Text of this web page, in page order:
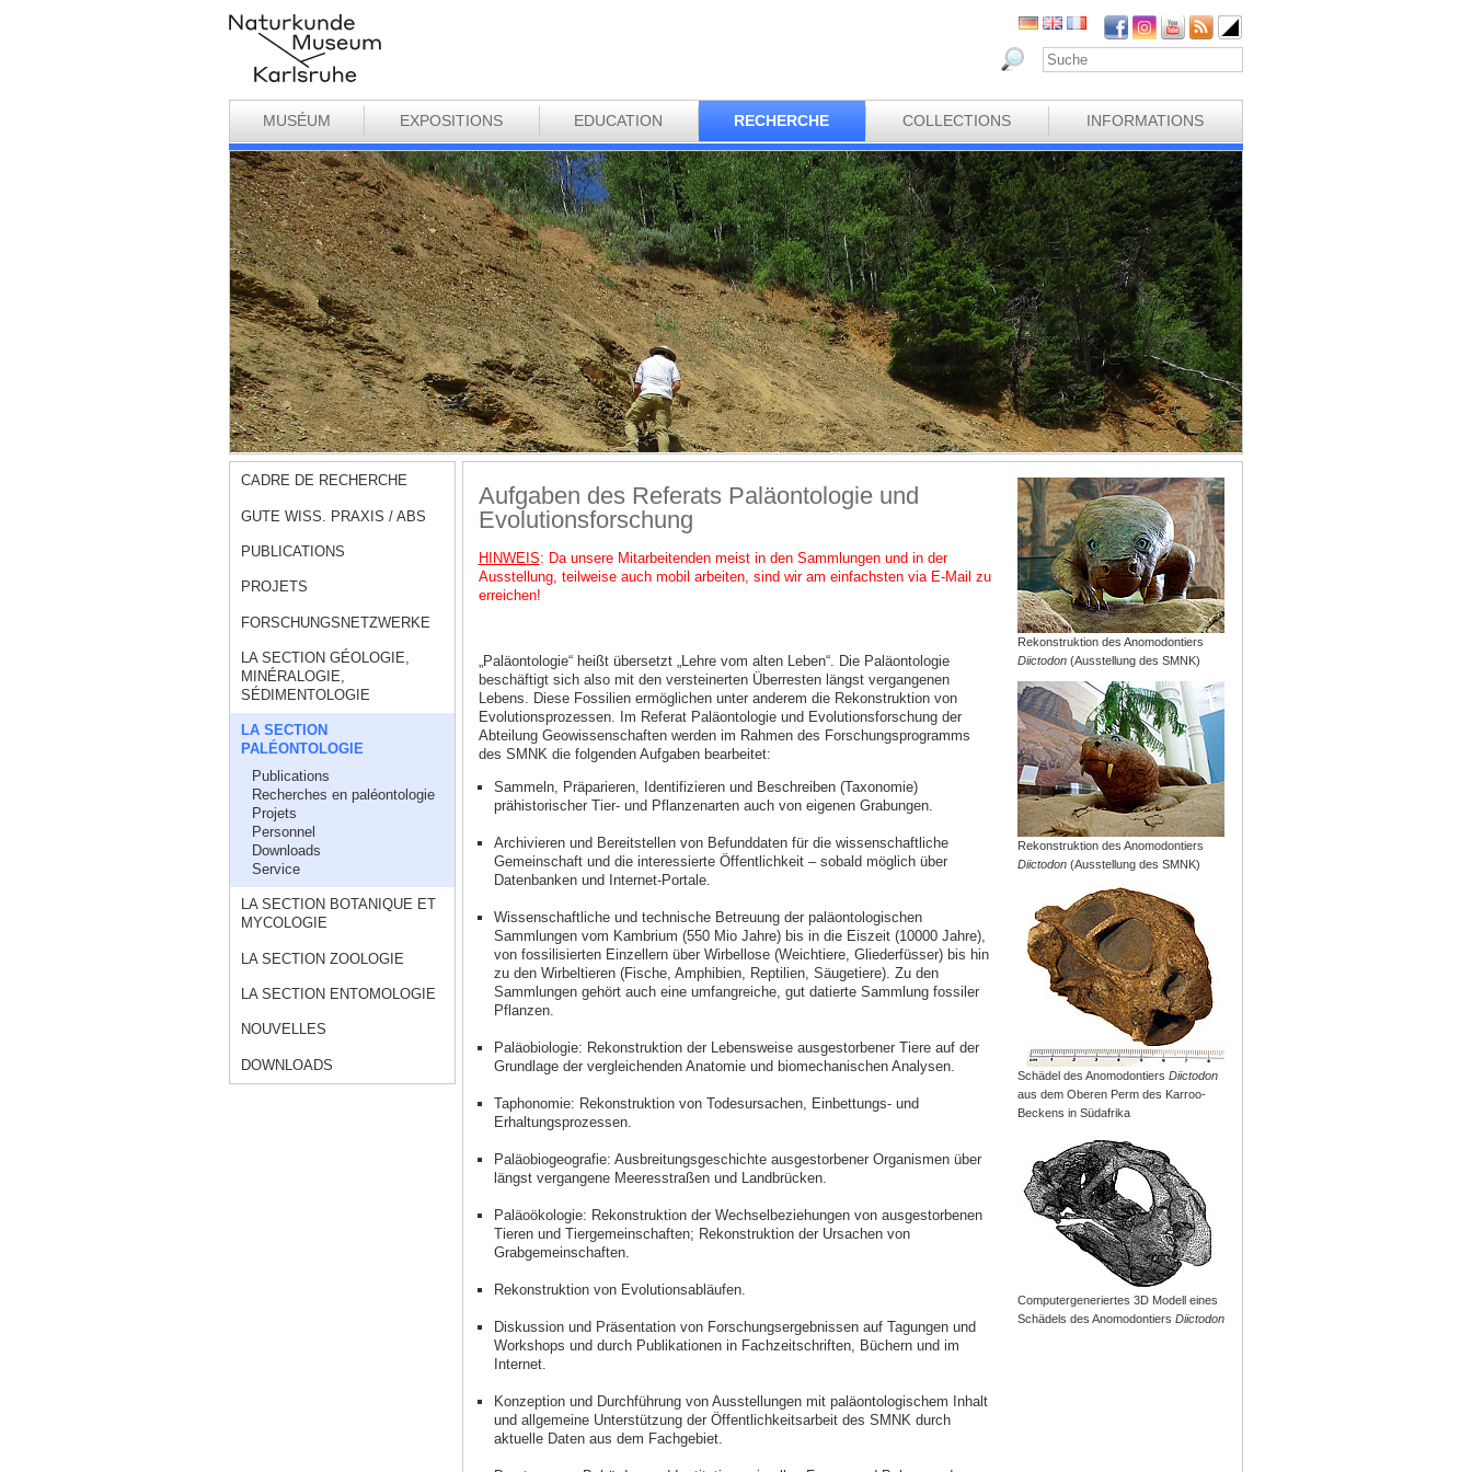
MUSÉUM EXPOSITIONS EDUCATION RECHERCHE COLLECTIONS INFORMATIONS
CADRE DE RECHERCHE
GUTE WISS. PRAXIS / ABS
PUBLICATIONS
PROJETS
FORSCHUNGSNETZWERKE
LA SECTION GÉOLOGIE,
MINÉRALOGIE,
SÉDIMENTOLOGIE
LA SECTION
PALÉONTOLOGIE
Publications
Recherches en paléontologie
Projets
Personnel
Downloads
Service
LA SECTION BOTANIQUE ET
MYCOLOGIE
LA SECTION ZOOLOGIE
LA SECTION ENTOMOLOGIE
NOUVELLES
DOWNLOADS
Aufgaben des Referats Paläontologie und
Evolutionsforschung
HINWEIS: Da unsere Mitarbeitenden meist in den Sammlungen und in der
Ausstellung, teilweise auch mobil arbeiten, sind wir am einfachsten via E-Mail zu
erreichen!
„Paläontologie“ heißt übersetzt „Lehre vom alten Leben“. Die Paläontologie
beschäftigt sich also mit den versteinerten Überresten längst vergangenen
Lebens. Diese Fossilien ermöglichen unter anderem die Rekonstruktion von
Evolutionsprozessen. Im Referat Paläontologie und Evolutionsforschung der
Abteilung Geowissenschaften werden im Rahmen des Forschungsprogramms
des SMNK die folgenden Aufgaben bearbeitet:
Sammeln, Präparieren, Identifizieren und Beschreiben (Taxonomie)
prähistorischer Tier- und Pflanzenarten auch von eigenen Grabungen.
Archivieren und Bereitstellen von Befunddaten für die wissenschaftliche
Gemeinschaft und die interessierte Öffentlichkeit – sobald möglich über
Datenbanken und Internet-Portale.
Wissenschaftliche und technische Betreuung der paläontologischen
Sammlungen vom Kambrium (550 Mio Jahre) bis in die Eiszeit (10000 Jahre),
von fossilisierten Einzellern über Wirbellose (Weichtiere, Gliederfüsser) bis hin
zu den Wirbeltieren (Fische, Amphibien, Reptilien, Säugetiere). Zu den
Sammlungen gehört auch eine umfangreiche, gut datierte Sammlung fossiler
Pflanzen.
Paläobiologie: Rekonstruktion der Lebensweise ausgestorbener Tiere auf der
Grundlage der vergleichenden Anatomie und biomechanischen Analysen.
Taphonomie: Rekonstruktion von Todesursachen, Einbettungs- und
Erhaltungsprozessen.
Paläobiogeografie: Ausbreitungsgeschichte ausgestorbener Organismen über
längst vergangene Meeresstraßen und Landbrücken.
Paläoökologie: Rekonstruktion der Wechselbeziehungen von ausgestorbenen
Tieren und Tiergemeinschaften; Rekonstruktion der Ursachen von
Grabgemeinschaften.
Rekonstruktion von Evolutionsabläufen.
Diskussion und Präsentation von Forschungsergebnissen auf Tagungen und
Workshops und durch Publikationen in Fachzeitschriften, Büchern und im
Internet.
Konzeption und Durchführung von Ausstellungen mit paläontologischem Inhalt
und allgemeine Unterstützung der Öffentlichkeitsarbeit des SMNK durch
aktuelle Daten aus dem Fachgebiet.
Rekonstruktion des Anomodontiers
Diictodon (Ausstellung des SMNK)
Rekonstruktion des Anomodontiers
Diictodon (Ausstellung des SMNK)
Schädel des AnomodontiersDiictodon
aus dem Oberen Perm des Karroo-
Beckens in Südafrika
Computergeneriertes 3D Modell eines
Schädels des AnomodontiersDiictodon